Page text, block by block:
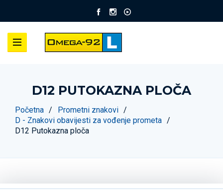
D12 PUTOKAZNA PLOČA
Početna
Prometni znakovi
D - Znakovi obavijesti za vođenje prometa
D12 Putokazna ploča